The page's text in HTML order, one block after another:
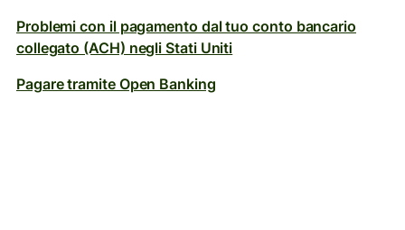
Problemi con il pagamento dal tuo conto bancario
collegato (ACH) negli Stati Uniti
Pagare tramite Open Banking